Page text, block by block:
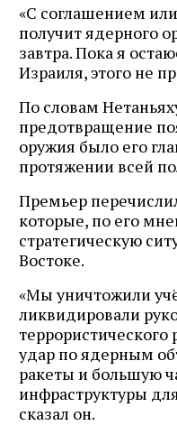
«С соглашением
получит ядерного
завтра. Пока я
Израиля, этого не
По словам
предотвращение
оружия было его
протяжении всей
Премьер
которые, по его
стратегическую
Востоке.
«Мы уничтожили
ликвидировали
удар по ядерным
ракеты и большую
инфраструктуры
сказал он.